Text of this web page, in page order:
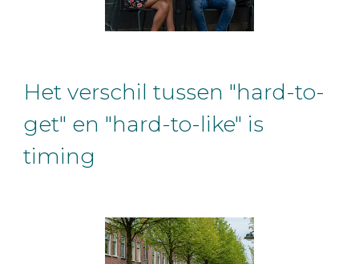
Het verschil tussen "hard-to-
get" en "hard-to-like" is
timing